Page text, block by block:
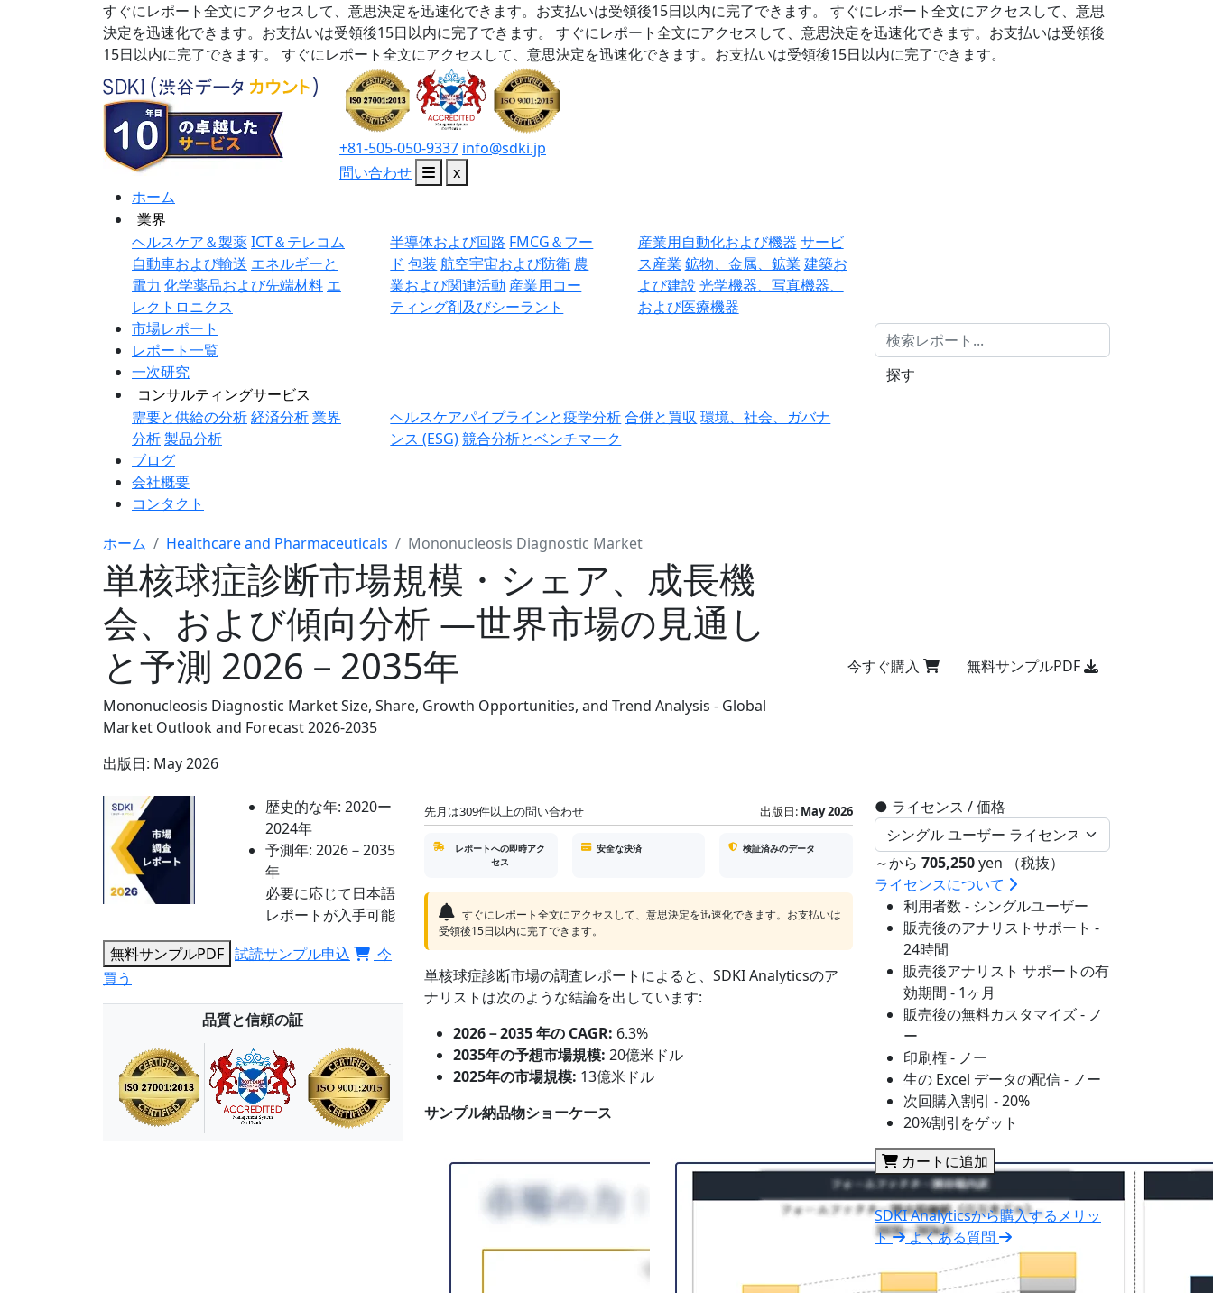
すぐにレポート全文にアクセスして、意思決定を迅速化できます。お支払いは受領後15日以内に完了できます。
すぐにレポート全文にアクセスして、意思
決定を迅速化できます。お支払いは受領後15日以内に完了できます。
すぐにレポート全文にアクセスして、意思決定を迅速化できます。お支払いは受領後
15日以内に完了できます。
すぐにレポート全文にアクセスして、意思決定を迅速化できます。お支払いは受領後15日以内に完了できます。
+81-505-050-9337 info@sdki.jp
問い合わせ
x
ホーム
業界
ヘルスケア＆製薬ICT＆テレコム
自動車および輸送 エネルギーと
電力 化学薬品および先端材料 エ
レクトロニクス
半導体および回路 FMCG＆フー
ド 包装 航空宇宙および防衛 農
業および関連活動 産業用コー
ティング剤及びシーラント
産業用自動化および機器 サービ
ス産業 鉱物、金属、鉱業 建築お
よび建設 光学機器、写真機器、
および医療機器
市場レポート
レポート一覧
一次研究
コンサルティングサービス
需要と供給の分析経済分析業界
分析製品分析
ヘルスケアパイプラインと疫学分析合併と買収 環境、社会、ガバナ
ンス (ESG)競合分析とベンチマーク
ブログ
会社概要
コンタクト
探す
ホーム Healthcare and Pharmaceuticals Mononucleosis Diagnostic Market
単核球症診断市場規模・シェア、成長機
会、および傾向分析 ―世界市場の見通し
と予測 2026－2035年
Mononucleosis Diagnostic Market Size, Share, Growth Opportunities, and Trend Analysis - Global
Market Outlook and Forecast 2026-2035
出版日: May 2026
今すぐ購入 無料サンプルPDF
歴史的な年: 2020ー
2024年
予測年: 2026－2035
年
必要に応じて日本語
レポートが入手可能
無料サンプルPDF 試読サンプル申込
今
買う
品質と信頼の証
先月は309件以上の問い合わせ 出版日: May 2026
レポートへの即時アク
セス
安全な決済 検証済みのデータ
すぐにレポート全文にアクセスして、意思決定を迅速化できます。お支払いは
受領後15日以内に完了できます。
単核球症診断市場の調査レポートによると、SDKI Analyticsのア
ナリストは次のような結論を出しています:
2026－2035 年の CAGR: 6.3%
2035年の予想市場規模: 20億米ドル
2025年の市場規模: 13億米ドル
サンプル納品物ショーケース
● ライセンス / 価格
～から 705,250yen （税抜）
ライセンスについて
利用者数 - シングルユーザー
販売後のアナリストサポート -
24時間
販売後アナリスト サポートの有
効期間 - 1ヶ月
販売後の無料カスタマイズ - ノ
ー
印刷権 - ノー
生の Excel データの配信 - ノー
次回購入割引 - 20%
20%割引をゲット
カートに追加
SDKI Analyticsから購入するメリッ
ト
よくある質問